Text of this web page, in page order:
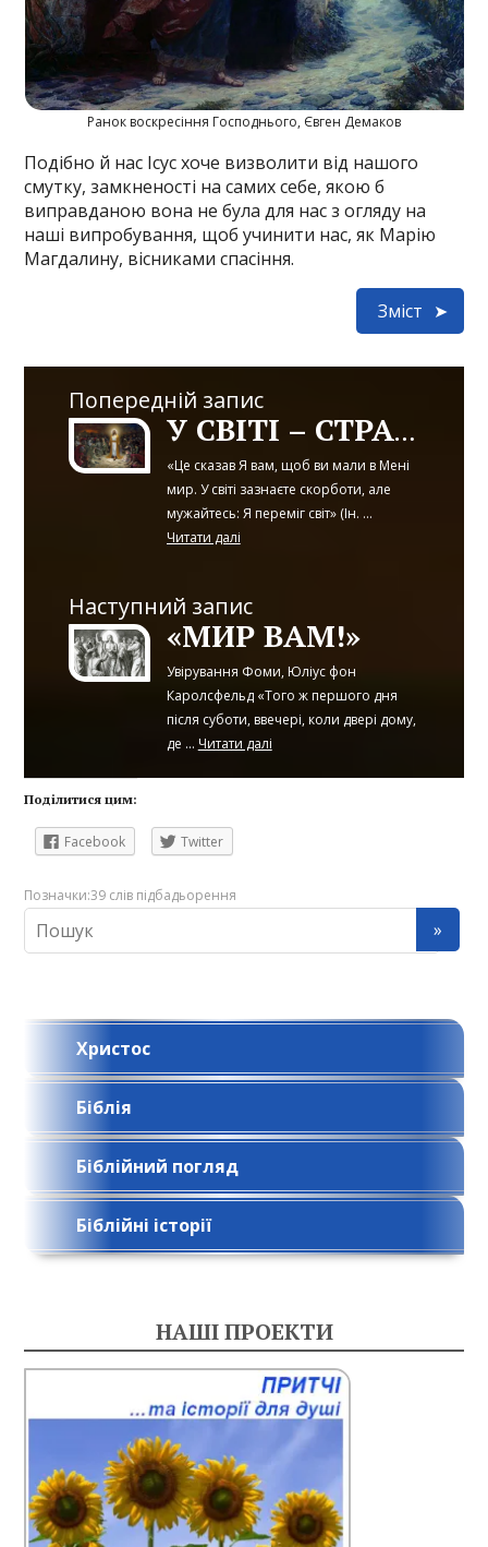
Ранок воскресіння Господнього, Євген Демаков
Подібно й нас Ісус хоче визволити від нашого
смутку, замкненості на самих себе, якою б
виправданою вона не була для нас з огляду на
наші випробування, щоб учинити нас, як Марію
Магдалину, вісниками спасіння.
Зміст
Попередній запис
У СВІТІ – СТРАЖДАННЯ, В ІСУСІ – МИР
«Це сказав Я вам, щоб ви мали в Мені
мир. У світі зазнаєте скорботи, але
мужайтесь: Я переміг світ» (Ін. ...
Читати далі
Наступний запис
«МИР ВАМ!»
Увірування Фоми, Юліус фон
Каролсфельд «Того ж першого дня
після суботи, ввечері, коли двері дому,
де ... Читати далі
Поділитися цим:
Facebook Twitter
Позначки:39 слів підбадьорення
Христос
Біблія
Біблійний погляд
Біблійні історії
НАШІ ПРОЕКТИ